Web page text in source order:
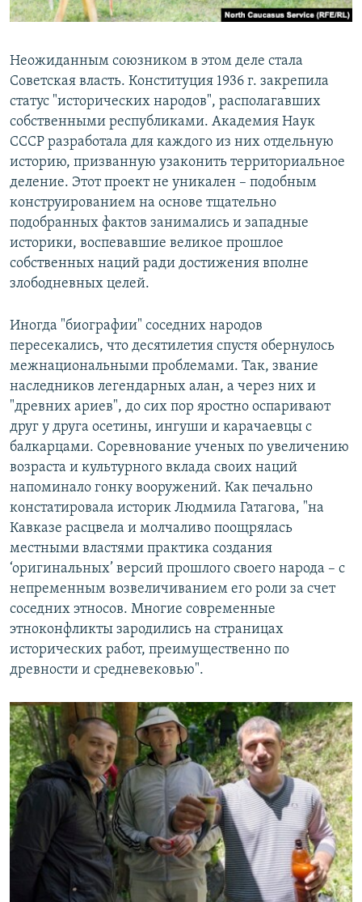
Неожиданным союзником в этом деле стала
Советская власть. Конституция 1936 г. закрепила
статус "исторических народов", располагавших
собственными республиками. Академия Наук
СССР разработала для каждого из них отдельную
историю, призванную узаконить территориальное
деление. Этот проект не уникален – подобным
конструированием на основе тщательно
подобранных фактов занимались и западные
историки, воспевавшие великое прошлое
собственных наций ради достижения вполне
злободневных целей.
Иногда "биографии" соседних народов
пересекались, что десятилетия спустя обернулось
межнациональными проблемами. Так, звание
наследников легендарных алан, а через них и
"древних ариев", до сих пор яростно оспаривают
друг у друга осетины, ингуши и карачаевцы с
балкарцами. Соревнование ученых по увеличению
возраста и культурного вклада своих наций
напоминало гонку вооружений. Как печально
констатировала историк Людмила Гатагова, "на
Кавказе расцвела и молчаливо поощрялась
местными властями практика создания
‘оригинальных’ версий прошлого своего народа – с
непременным возвеличиванием его роли за счет
соседних этносов. Многие современные
этноконфликты зародились на страницах
исторических работ, преимущественно по
древности и средневековью".